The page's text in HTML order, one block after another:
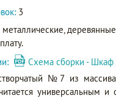
3
металлические,
Схема сборки -
№7 из
универсальным